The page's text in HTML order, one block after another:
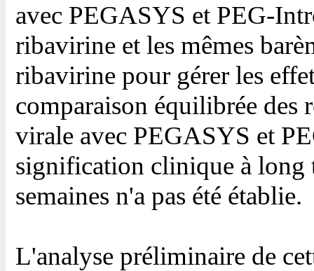
avec PEGASYS et PEG-
ribavirine et les mêmes
ribavirine pour gérer les
comparaison équilibrée des
virale avec PEGASYS et
signification clinique à long
semaines n'a pas été établie.
L'analyse préliminaire de